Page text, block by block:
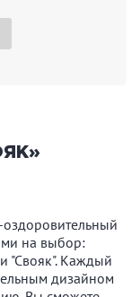
на выбор:
"Свояк". Каждый
дизайном